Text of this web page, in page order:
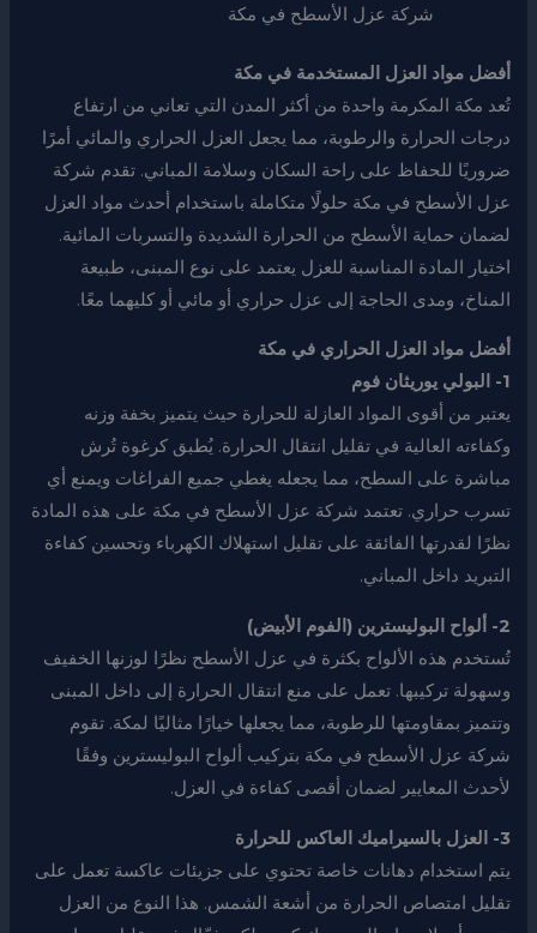
شركة عزل الأسطح في مكة
أفضل مواد العزل المستخدمة في مكة
تُعد مكة المكرمة واحدة من أكثر المدن التي تعاني من ارتفاع
درجات الحرارة والرطوبة، مما يجعل العزل الحراري والمائي أمرًا
ضروريًا للحفاظ على راحة السكان وسلامة المباني. تقدم شركة
عزل الأسطح في مكة حلولًا متكاملة باستخدام أحدث مواد العزل
لضمان حماية الأسطح من الحرارة الشديدة والتسربات المائية.
اختيار المادة المناسبة للعزل يعتمد على نوع المبنى، طبيعة
المناخ، ومدى الحاجة إلى عزل حراري أو مائي أو كليهما معًا.
أفضل مواد العزل الحراري في مكة
1- البولي يوريثان فوم
يعتبر من أقوى المواد العازلة للحرارة حيث يتميز بخفة وزنه
وكفاءته العالية في تقليل انتقال الحرارة. يُطبق كرغوة تُرش
مباشرة على السطح، مما يجعله يغطي جميع الفراغات ويمنع أي
تسرب حراري. تعتمد شركة عزل الأسطح في مكة على هذه المادة
نظرًا لقدرتها الفائقة على تقليل استهلاك الكهرباء وتحسين كفاءة
التبريد داخل المباني.
2- ألواح البوليسترين (الفوم الأبيض)
تُستخدم هذه الألواح بكثرة في عزل الأسطح نظرًا لوزنها الخفيف
وسهولة تركيبها. تعمل على منع انتقال الحرارة إلى داخل المبنى
وتتميز بمقاومتها للرطوبة، مما يجعلها خيارًا مثاليًا لمكة. تقوم
شركة عزل الأسطح في مكة بتركيب ألواح البوليسترين وفقًا
لأحدث المعايير لضمان أقصى كفاءة في العزل.
3- العزل بالسيراميك العاكس للحرارة
يتم استخدام دهانات خاصة تحتوي على جزيئات عاكسة تعمل على
تقليل امتصاص الحرارة من أشعة الشمس. هذا النوع من العزل